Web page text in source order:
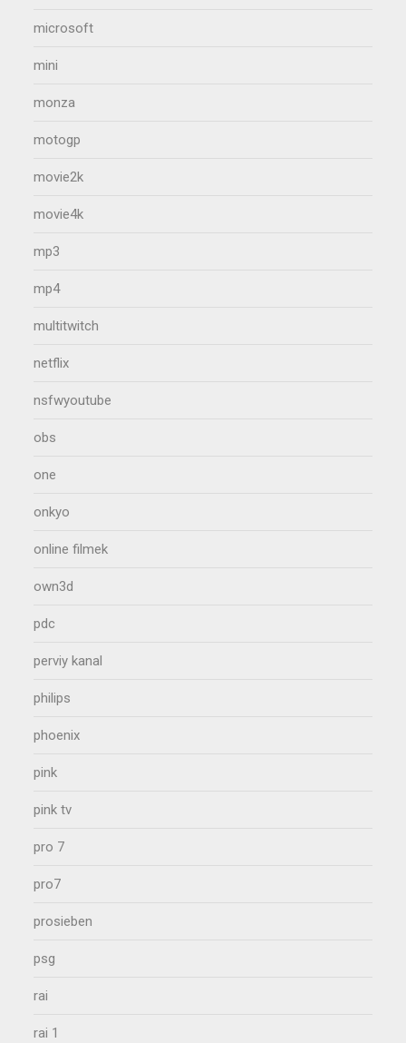
microsoft
mini
monza
motogp
movie2k
movie4k
mp3
mp4
multitwitch
netflix
nsfwyoutube
obs
one
onkyo
online filmek
own3d
pdc
perviy kanal
philips
phoenix
pink
pink tv
pro 7
pro7
prosieben
psg
rai
rai 1